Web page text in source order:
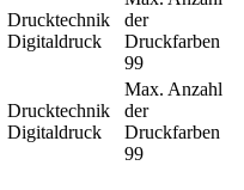
Drucktechnik
Digitaldruck
der
Druckfarben
99
Drucktechnik
Digitaldruck
Max. Anzahl
der
Druckfarben
99